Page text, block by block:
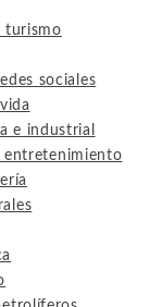
turismo
sociales
e industrial
entretenimiento